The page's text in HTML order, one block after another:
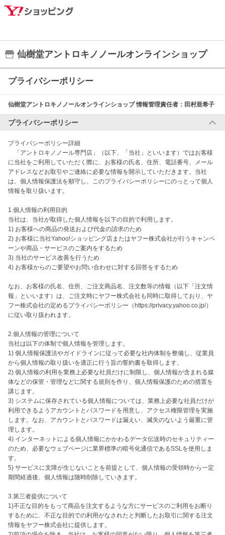
仙樹堂アントロキノノールオンラインショップ
プライバシーポリシー
仙樹堂アントロキノノールオンラインショップ情報管理責任者： 田村亜希子
プライバシーポリシー
プライバシーポリシー詳細
「アントロキノノール専門店」（以下、「当社」といいます）ではお客様
に当社をご利用していただく際に、お客様の氏名、住所、電話番号、メール
アドレスなどお取引やご連絡に必要な情報を開示していただきます。当社
は、個人情報保護法を順守し、このプライバシーポリシーにのっとって個人
情報を取り扱います。
1.個人情報の利用目的
当社は、当社が取得した個人情報を以下の目的で利用します。
1) お客様への商品の発送および代金の請求のため
2) お客様に当社Yahoo!ショッピング店またはヤフー株式会社が行うキャンペ
ーンや商品・サービスのご案内をするため
3) 当社のサービス改善を行うため
4) お客様からのご要望やお問い合わせに対する回答をするため
なお、お客様の氏名、住所、ご注文商品名、注文数等の情報（以下「注文情
報」といいます）は、ご注文時にヤフー株式会社も同時に取得しており、ヤ
フー株式会社の定めるプライバシーポリシー（https://privacy.yahoo.co.jp/）
に従い取り扱われます。
2.個人情報の管理について
当社は以下の体制で個人情報を管理します。
1) 個人情報保護法やガイドラインに従って必要な社内体制を整備し、従業員
から個人情報の取り扱いを適正に行う旨の誓約書を取得します。
2) 個人情報の利用を業務上必要な社員だけに制限し、個人情報が含まれる媒
体などの保管・管理などに関する規則を作り、個人情報保護のための措置を
講じます。
3) システムに保存されている個人情報については、業務上必要な社員だけが
利用できるようアカウントとパスワードを用意し、アクセス権限管理を実施
します。なお、アカウントとパスワードは漏えい、滅失のないよう厳重に管
理します。
4) インターネットによる個人情報にかかわるデータ伝送時のセキュリティー
のため、必要なウェブページに業界標準の暗号化通信であるSSLを使用しま
す。
5) サービスに支障が生じないことを前提として、個人情報の受領時から一定
期間経過後、個人情報は随時削除していきます。
3.第三者提供について
1)不正な目的をもって商品を注文するような方にサービスのご利用をお断り
するために、不正な目的での利用がなされたと判断したお取引に関する注文
情報をヤフー株式会社に提供します。